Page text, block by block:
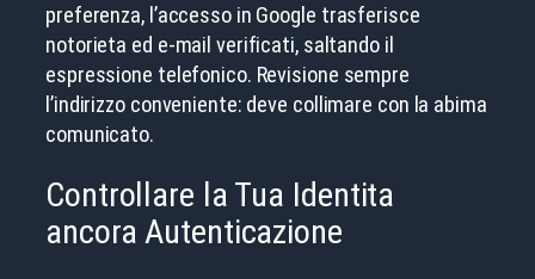
preferenza, l’accesso in Google trasferisce
notorieta ed e-mail verificati, saltando il
espressione telefonico. Revisione sempre
l’indirizzo conveniente: deve collimare con la abima
comunicato.
Controllare la Tua Identita
ancora Autenticazione